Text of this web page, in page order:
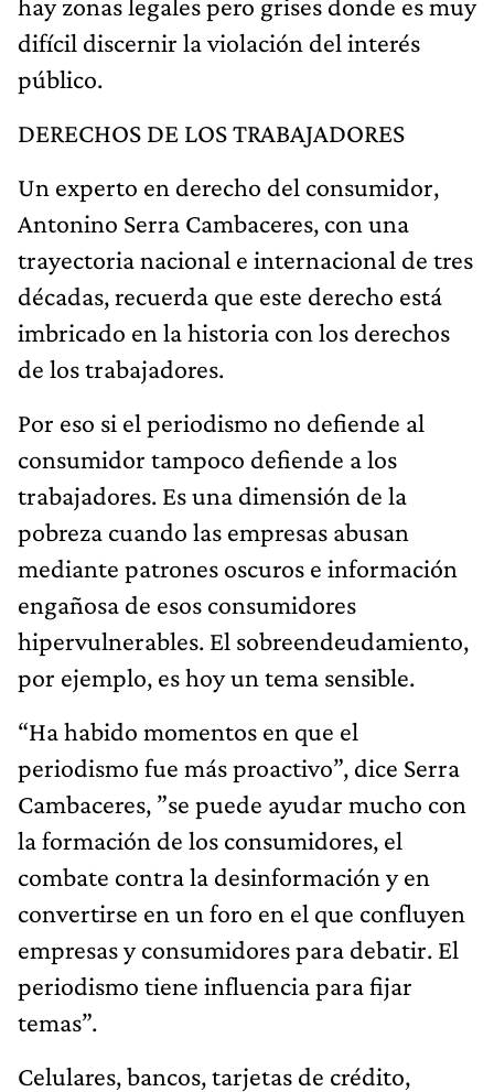
difícil discernir la violación del interés
público.
DERECHOS DE LOS TRABAJADORES
Un experto en derecho del consumidor,
Antonino Serra Cambaceres, con una
trayectoria nacional e internacional de tres
décadas, recuerda que este derecho está
imbricado en la historia con los derechos
de los trabajadores.
Por eso si el periodismo no defiende al
consumidor tampoco defiende a los
trabajadores. Es una dimensión de la
pobreza cuando las empresas abusan
mediante patrones oscuros e información
engañosa de esos consumidores
hipervulnerables. El sobreendeudamiento,
por ejemplo, es hoy un tema sensible.
“Ha habido momentos en que el
periodismo fue más proactivo”, dice Serra
Cambaceres, ”se puede ayudar mucho con
la formación de los consumidores, el
combate contra la desinformación y en
convertirse en un foro en el que confluyen
empresas y consumidores para debatir. El
periodismo tiene influencia para fijar
temas”.
Celulares, bancos, tarjetas de crédito,